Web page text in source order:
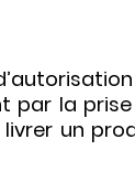
par la
un